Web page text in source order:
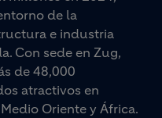
de la
e industria
Con sede en Zug,
de 48,000
atractivos en
Oriente y África.